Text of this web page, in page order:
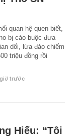
quan hệ quen biết,
bị cáo buộc đưa
dối, lừa đảo chiếm
triệu đồng rồi
trước
Hiếu: “Tôi